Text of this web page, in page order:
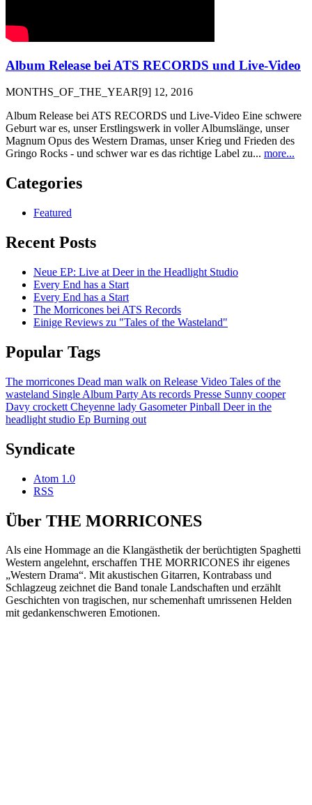
Album Release bei ATS RECORDS und Live-Video
MONTHS_OF_THE_YEAR[9] 12, 2016
Album Release bei ATS RECORDS und Live-Video Eine schwere
Geburt war es, unser Erstlingswerk in voller Albumslänge, unser
Magnum Opus des Western Dramas, unser Krieg und Frieden des
Gringo Rocks - und schwer war es das richtige Label zu... more...
Categories
Featured
Recent Posts
Neue EP: Live at Deer in the Headlight Studio
Every End has a Start
Every End has a Start
The Morricones bei ATS Records
Einige Reviews zu "Tales of the Wasteland"
Popular Tags
The morricones Dead man walk on Release Video Tales of the
wasteland Single Album Party Ats records Presse Sunny cooper
Davy crockett Cheyenne lady GasometerPinball Deer in the
headlight studio Ep Burning out
Syndicate
Atom 1.0
RSS
Über THE MORRICONES
Als eine Hommage an die Klangästhetik der berüchtigten Spaghetti
Western angelehnt, erschaffen THE MORRICONES ihr eigenes
„Western Drama“. Mit akustischen Gitarren, Kontrabass und
Schlagzeug zeichnet die Band tonale Landschaften und erzählt
Geschichten von tragischen, nur schemenhaft umrissenen Helden
mit gedankenschweren Emotionen.